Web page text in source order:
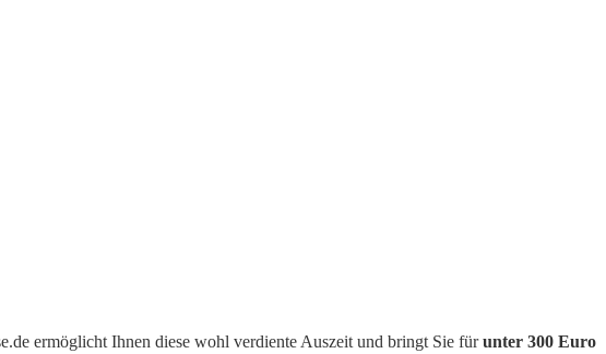
ermöglicht Ihnen diese wohl verdiente Auszeit und bringt Sie fürunter 300 Euro